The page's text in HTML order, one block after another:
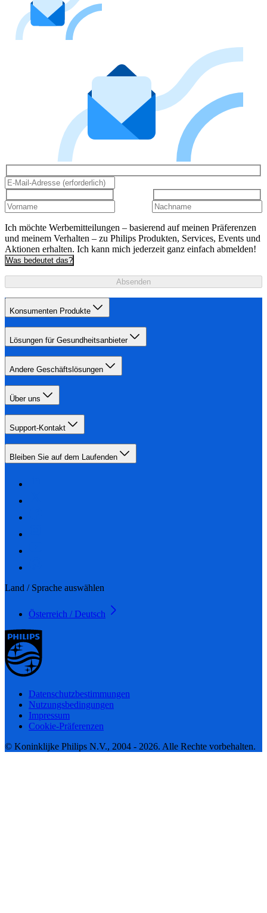
Ich möchte Werbemitteilungen – basierend auf meinen Präferenzen
und meinem Verhalten – zu Philips Produkten, Services, Events und
Aktionen erhalten. Ich kann mich jederzeit ganz einfach abmelden!
Was bedeutet das?
Absenden
Konsumenten Produkte
Lösungen für Gesundheitsanbieter
Andere Geschäftslösungen
Über uns
Support-Kontakt
Bleiben Sie auf dem Laufenden
Land / Sprache auswählen
Österreich / Deutsch
Datenschutzbestimmungen
Nutzungsbedingungen
Impressum
Cookie-Präferenzen
© Koninklijke Philips N.V., 2004 - 2026. Alle Rechte vorbehalten.